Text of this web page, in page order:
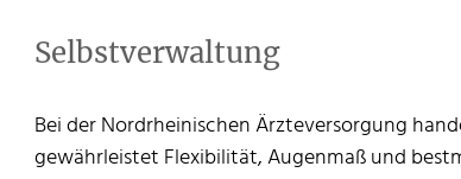
Selbstverwaltung
Bei der Nordrheinischen Ärzteversorgung
gewährleistet Flexibilität, Augenmaß und